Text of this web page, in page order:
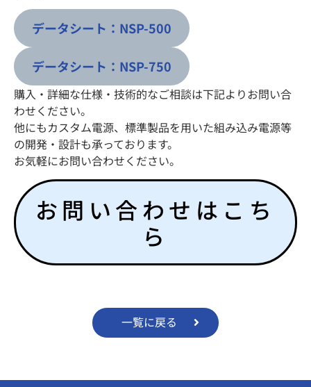
データシート：NSP-500
データシート：NSP-750
購入・詳細な仕様・技術的なご相談は下記よりお問い合
わせください。
他にもカスタム電源、標準製品を用いた組み込み電源等
の開発・設計も承っております。
お気軽にお問い合わせください。
お問い合わせはこち
ら
一覧に戻る